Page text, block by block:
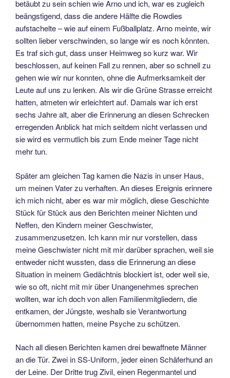
betäubt zu sein schien wie Arno und ich, war es zugleich
beängstigend, dass die andere Hälfte die Rowdies
aufstachelte – wie auf einem Fußballplatz. Arno meinte, wir
sollten lieber verschwinden, so lange wir es noch könnten.
Es traf sich gut, dass unser Heimweg so kurz war. Wir
beschlossen, auf keinen Fall zu rennen, aber so schnell zu
gehen wie wir nur konnten, ohne die Aufmerksamkeit der
Leute auf uns zu lenken. Als wir die Grüne Strasse erreicht
hatten, atmeten wir erleichtert auf. Damals war ich erst
sechs Jahre alt, aber die Erinnerung an diesen Schrecken
erregenden Anblick hat mich seitdem nicht verlassen und
sie wird es vermutlich bis zum Ende meiner Tage nicht
mehr tun.
Später am gleichen Tag kamen die Nazis in unser Haus,
um meinen Vater zu verhaften. An dieses Ereignis erinnere
ich mich nicht, aber es war mir möglich, diese Geschichte
Stück für Stück aus den Berichten meiner Nichten und
Neffen, den Kindern meiner Geschwister,
zusammenzusetzen. Ich kann mir nur vorstellen, dass
meine Geschwister nicht mit mir darüber sprachen, weil sie
entweder nicht wussten, dass die Erinnerung an diese
Situation in meinem Gedächtnis blockiert ist, oder weil sie,
wie so oft, nicht mit mir über Unangenehmes sprechen
wollten, war ich doch von allen Familienmitgliedern, die
entkamen, der Jüngste, weshalb sie Verantwortung
übernommen hatten, meine Psyche zu schützen.
Nach all diesen Berichten kamen drei bewaffnete Männer
an die Tür. Zwei in SS-Uniform, jeder einen Schäferhund an
der Leine. Der Dritte trug Zivil, einen Regenmantel und